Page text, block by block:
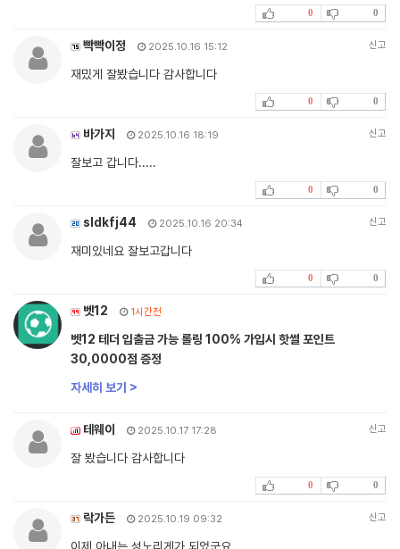
0 0
빡빡이정 2025.10.16 15:12 신고
재밌게 잘봤습니다 감사합니다
0 0
바가지 2025.10.16 18:19 신고
잘보고 갑니다.....
0 0
sldkfj44 2025.10.16 20:34 신고
재미있네요 잘보고갑니다
0 0
벳12 1시간전
벳12 테더 입출금 가능 롤링 100% 가입시 핫썰 포인트
30,0000점 증정
자세히 보기 >
테웨이 2025.10.17 17:28 신고
잘 봤습니다 감사합니다
0 0
락가든 2025.10.19 09:32 신고